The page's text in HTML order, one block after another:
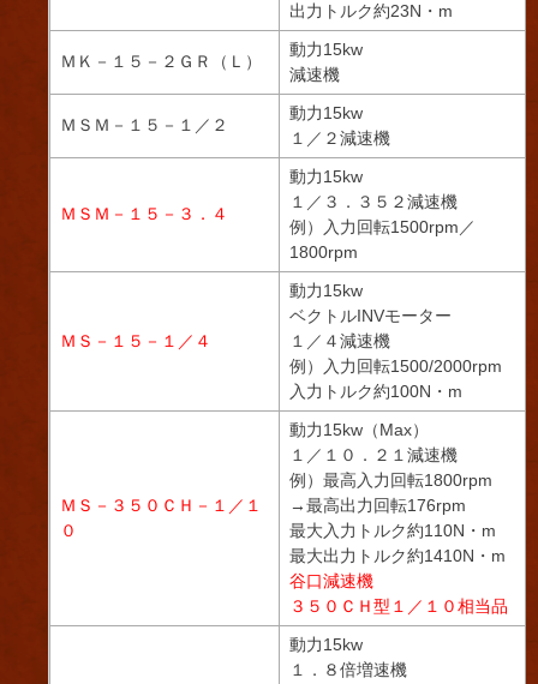
出力トルク約23N・m
ＭＫ－１５－２ＧＲ（Ｌ）
動力15kw
減速機
ＭＳＭ－１５－１／２
動力15kw
１／２減速機
ＭＳＭ－１５－３．４
動力15kw
１／３．３５２減速機
例）入力回転1500rpm／
1800rpm
ＭＳ－１５－１／４
動力15kw
ベクトルINVモーター
１／４減速機
例）入力回転1500/2000rpm
入力トルク約100N・m
ＭＳ－３５０ＣＨ－１／１
０
動力15kw（Max）
１／１０．２１減速機
例）最高入力回転1800rpm
→最高出力回転176rpm
最大入力トルク約110N・m
最大出力トルク約1410N・m
谷口減速機
３５０ＣＨ型１／１０相当品
動力15kw
１．８倍増速機